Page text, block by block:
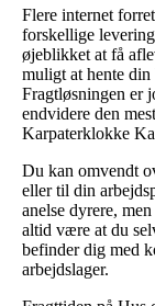
Flere internet
forskellige
øjeblikket at få
muligt at hente
Fragtløsningen er
endvidere den
Karpaterklokke
Du kan omvendt
eller til din
anelse dyrere,
altid være at du
befinder dig med
arbejdslager.